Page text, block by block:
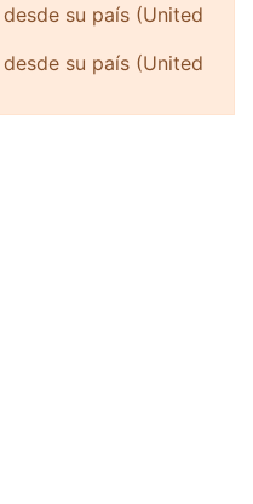
su país (United
su país (United